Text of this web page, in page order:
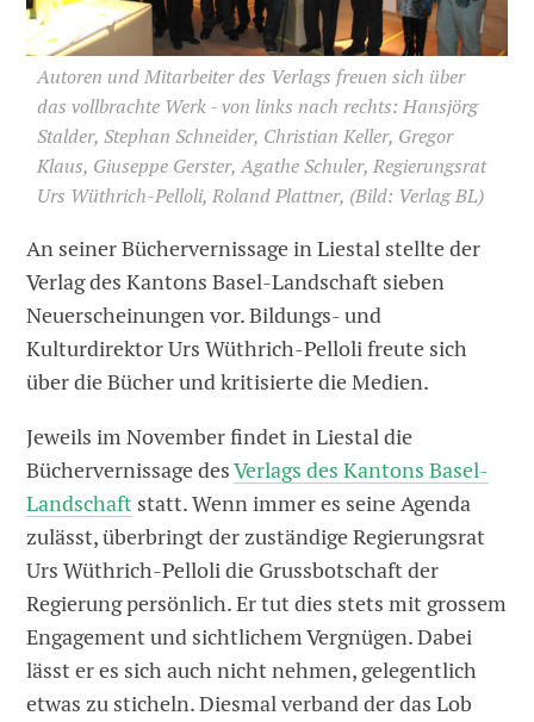
Autoren und Mitarbeiter des Verlags freuen sich über
das vollbrachte Werk - von links nach rechts: Hansjörg
Stalder, Stephan Schneider, Christian Keller, Gregor
Klaus, Giuseppe Gerster, Agathe Schuler, Regierungsrat
Urs Wüthrich-Pelloli, Roland Plattner, (Bild: Verlag BL)
An seiner Büchervernissage in Liestal stellte der
Verlag des Kantons Basel-Landschaft sieben
Neuerscheinungen vor. Bildungs- und
Kulturdirektor Urs Wüthrich-Pelloli freute sich
über die Bücher und kritisierte die Medien.
Jeweils im November findet in Liestal die
Büchervernissage desVerlags des Kantons Basel-
Landschaft statt. Wenn immer es seine Agenda
zulässt, überbringt der zuständige Regierungsrat
Urs Wüthrich-Pelloli die Grussbotschaft der
Regierung persönlich. Er tut dies stets mit grossem
Engagement und sichtlichem Vergnügen. Dabei
lässt er es sich auch nicht nehmen, gelegentlich
etwas zu sticheln. Diesmal verband der das Lob